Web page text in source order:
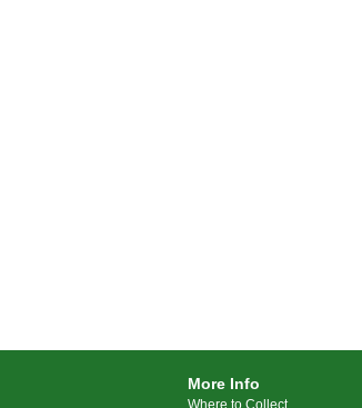
More Info
Where to Collect